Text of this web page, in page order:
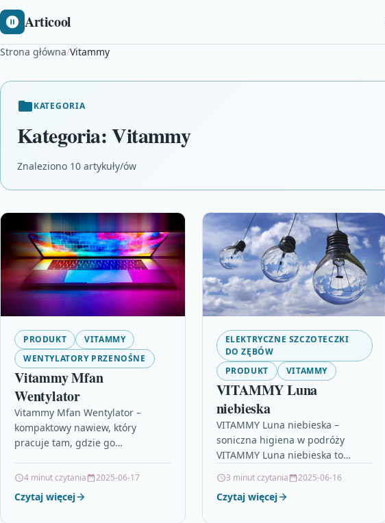
Articool
Strona główna/Vitammy
KATEGORIA
Kategoria:Vitammy
Znaleziono 10 artykuły/ów
PRODUKT
VITAMMY
WENTYLATORY PRZENOŚNE
Vitammy Mfan
Wentylator
Vitammy Mfan Wentylator –
kompaktowy nawiew, który
pracuje tam, gdzie go
Wentylator to mały, przenośny
stworzony z myślą o…
4 minut czytania 2025-06-17
Czytaj więcej
ELEKTRYCZNE SZCZOTECZKI
DO ZĘBÓW
PRODUKT
VITAMMY
VITAMMY Luna
niebieska
VITAMMY Luna niebieska –
soniczna higiena w podróży
VITAMMY Luna niebieska to
szczoteczka, która została
zaprojektowana tak, aby
3 minut czytania 2025-06-16
Czytaj więcej